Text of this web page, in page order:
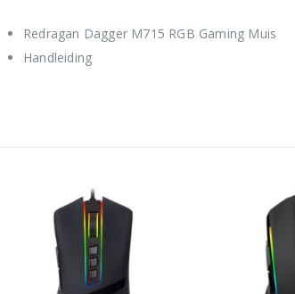
Redragan Dagger M715 RGB Gaming Muis
Handleiding